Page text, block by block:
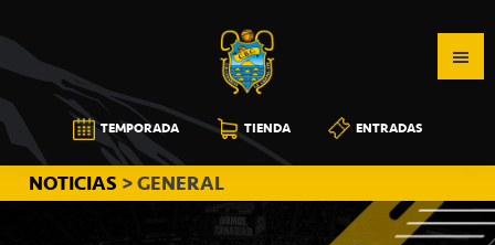
a
la
navegación
principal
al
contenido
principal
a
la
barra
lateral
principal
CB
CANARIAS
TEMPORADA TIENDA ENTRADAS
NOTICIAS > GENERAL